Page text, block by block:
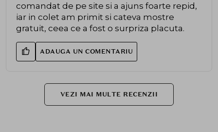
comandat de pe site si a ajuns foarte repid,
iar in colet am primit si cateva mostre
gratuit, ceea ce a fost o surpriza placuta.
ADAUGA UN COMENTARIU
VEZI MAI MULTE RECENZII